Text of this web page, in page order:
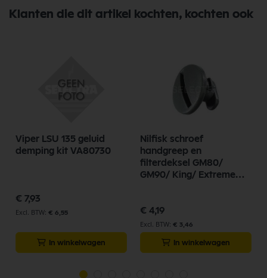
Klanten die dit artikel kochten, kochten ook
Viper LSU 135 geluid
demping kit VA80730
€ 7,93
€ 6,55
In winkelwagen
Nilfisk schroef
handgreep en
filterdeksel GM80/
GM90/ King/ Extreme
€ 4,19
€ 3,46
In winkelwagen